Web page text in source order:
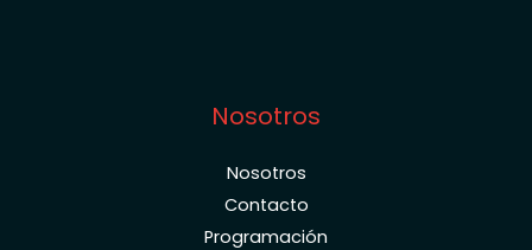
Nosotros
Nosotros
Contacto
Programación